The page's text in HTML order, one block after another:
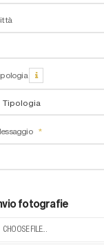
fotografie
CHOOSE FILE...